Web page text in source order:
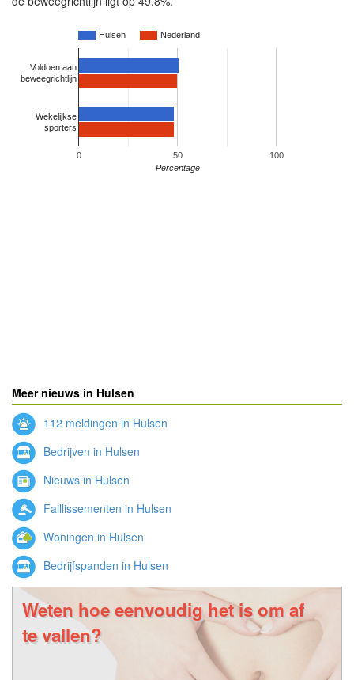
Hulsen Nederland
0 50 100
Voldoen aan
beweegrichtlijn
Wekelijkse
sporters
Percentage
Meer nieuws in Hulsen
112 meldingen in Hulsen
Bedrijven in Hulsen
Nieuws in Hulsen
Faillissementen in Hulsen
Woningen in Hulsen
Bedrijfspanden in Hulsen
Weten hoe eenvoudig het is om af
te vallen?